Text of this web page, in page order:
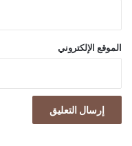
الموقع الإلكتروني